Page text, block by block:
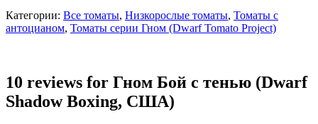
Категории: Все томаты, Низкорослые томаты, Томаты с
антоцианом, Томаты серии Гном (Dwarf Tomato Project)
10 reviews for Гном Бой с тенью (Dwarf
Shadow Boxing, США)